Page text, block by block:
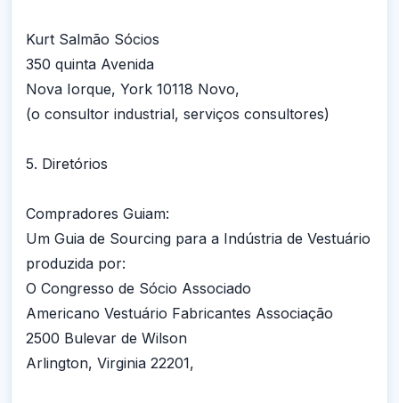
Kurt Salmão Sócios
350 quinta Avenida
Nova Iorque, York 10118 Novo,
(o consultor industrial, serviços consultores)
5. Diretórios
Compradores Guiam:
Um Guia de Sourcing para a Indústria de Vestuário
produzida por:
O Congresso de Sócio Associado
Americano Vestuário Fabricantes Associação
2500 Bulevar de Wilson
Arlington, Virginia 22201,